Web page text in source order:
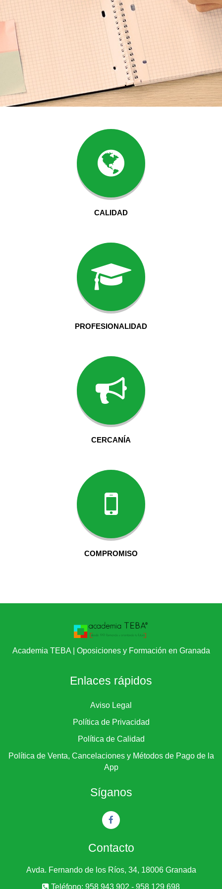
CALIDAD
PROFESIONALIDAD
CERCANÍA
COMPROMISO
Academia TEBA | Oposiciones y Formación en Granada
Enlaces rápidos
Aviso Legal
Política de Privacidad
Política de Calidad
Política de Venta, Cancelaciones y Métodos de Pago de la
App
Síganos
Contacto
Avda. Fernando de los Ríos, 34, 18006 Granada
Teléfono: 958 943 902 - 958 129 698